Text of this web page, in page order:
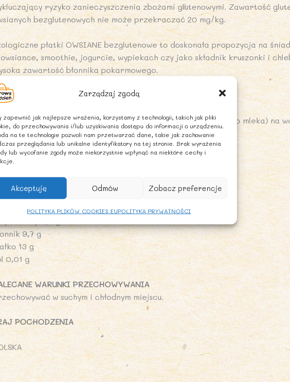
Zarządzaj zgodą
zapewnić jak najlepsze wrażenia, korzystamy z technologii, takich jak pliki
do przechowywania i/lub uzyskiwania dostępu do informacji o urządzeniu.
na te technologie pozwoli nam przetwarzać dane, takie jak zachowanie
przeglądania lub unikalne identyfikatory na tej stronie. Brak wyrażenia
lub wycofanie zgody może niekorzystnie wpłynąć na niektóre cechy i
Akceptuję Odmów Zobacz preferencje
POLITYKA PLIKÓW COOKIES EUPOLITYKA PRYWATNOŚCI
ryzyko zanieczyszczenia zbożami glutenowymi. Zawartość
bezglutenowych nie może przekraczać 20 mg/kg.
płatki OWSIANE bezglutenowe to doskonała propozycja na
smoothie, jogurcie, wypiekach czy jako składnik kruszonki i
zawartość błonnika pokarmowego.
białka.
w proporcji 1:2 (1 porcja płatków na 2 porcje wody lub mleka) na
do czasu mieszając.
ODŻYWCZA W 100 g
6,7 g
tym kwasy tłuszczowe nasycone 1,1 g
60 g
9,7 g
13 g
0,01 g
WARUNKI PRZECHOWYWANIA
w suchym i chłodnym miejscu.
POCHODZENIA